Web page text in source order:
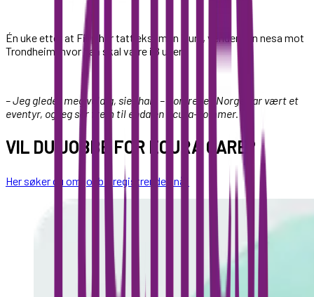
Én uke etter at Filip har tatt eksamen i juni, vender han nesa mot
Trondheim, hvor han skal være i 8 uker.
– Jeg gleder meg veldig, sier han. – Somrene i Norge har vært et
eventyr, og jeg ser frem til enda en Ecura-sommer.
VIL DU JOBBE FOR ECURA CARE?
Her søker du om jobb – registrer deg nå!